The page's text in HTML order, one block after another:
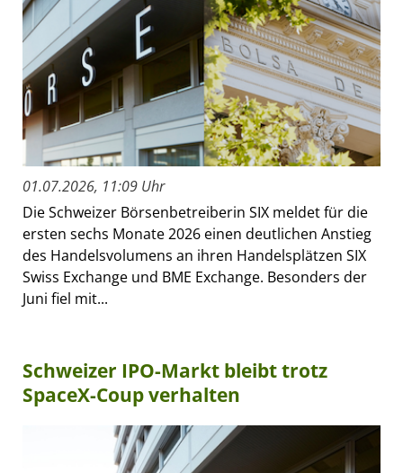
01.07.2026, 11:09 Uhr
Die Schweizer Börsenbetreiberin SIX meldet für die
ersten sechs Monate 2026 einen deutlichen Anstieg
des Handelsvolumens an ihren Handelsplätzen SIX
Swiss Exchange und BME Exchange. Besonders der
Juni fiel mit...
Schweizer IPO-Markt bleibt trotz
SpaceX-Coup verhalten